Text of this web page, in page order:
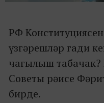
РФ
үзгәрешләр гади
чагылыш табачак?
Советы рәисе
бирде.